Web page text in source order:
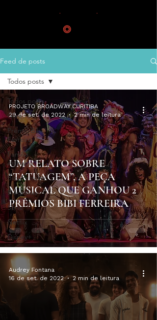
Feed de posts
Todos posts
Glee
Prêmio Bibi
Ferreira
Família
Addams
Bibi Ferreira
Biografias
Série
Netflix
Disney+
Todos posts
UM RELATO SOBRE
“TATUAGEM”, A PEÇA
MUSICAL QUE GANHOU 2
PRÊMIOS BIBI FERREIRA
PROJETO BROADWAY CURITIBA
29 de set. de 2022
2 min de leitura
Audrey Fontana
16 de set. de 2022
2 min de leitura